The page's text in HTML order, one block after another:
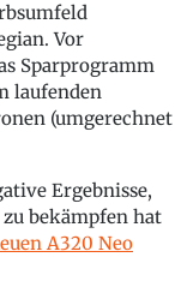
Vor
Sparprogramm
laufenden
(umgerechnet
Ergebnisse,
bekämpfen hat
A320 Neo